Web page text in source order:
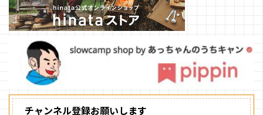
チャンネル登録お願いします